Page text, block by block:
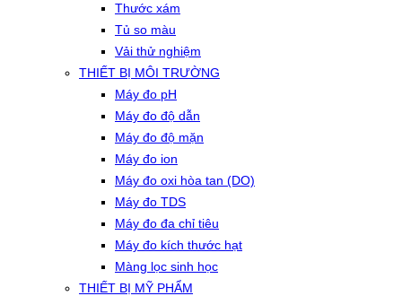
Thước xám
Tủ so màu
Vải thử nghiệm
THIẾT BỊ MÔI TRƯỜNG
Máy đo pH
Máy đo độ dẫn
Máy đo độ mặn
Máy đo ion
Máy đo oxi hòa tan (DO)
Máy đo TDS
Máy đo đa chỉ tiêu
Máy đo kích thước hạt
Màng lọc sinh học
THIẾT BỊ MỸ PHẨM